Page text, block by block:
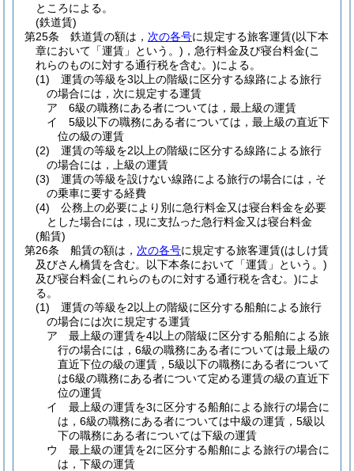
ところによる。
(鉄道賃)
第25条
鉄道賃の額は， 次の各号に規定する旅客運賃(以下本
章において「運賃」という。) ，急行料金及び寝台料金(こ
れらのものに対する通行税を含む。)による。
(1)
運賃の等級を3以上の階級に区分する線路による旅行
の場合には，次に規定する運賃
ア
6級の職務にある者については，最上級の運賃
イ
5級以下の職務にある者については，最上級の直近下
位の級の運賃
(2)
運賃の等級を2以上の階級に区分する線路による旅行
の場合には，上級の運賃
(3)
運賃の等級を設けない線路による旅行の場合には，そ
の乗車に要する経費
(4)
公務上の必要により別に急行料金又は寝台料金を必要
とした場合には，現に支払った急行料金又は寝台料金
(船賃)
第26条
船賃の額は， 次の各号に規定する旅客運賃(はしけ賃
及びさん橋賃を含む。以下本条において「運賃」という。)
及び寝台料金(これらのものに対する通行税を含む。)によ
る。
(1)
運賃の等級を2以上の階級に区分する船舶による旅行
の場合には次に規定する運賃
ア
最上級の運賃を4以上の階級に区分する船舶による旅
行の場合には，6級の職務にある者については最上級の
直近下位の級の運賃，5級以下の職務にある者について
は6級の職務にある者について定める運賃の級の直近下
位の運賃
イ
最上級の運賃を3に区分する船舶による旅行の場合に
は，6級の職務にある者については中級の運賃，5級以
下の職務にある者については下級の運賃
ウ
最上級の運賃を2に区分する船舶による旅行の場合に
は，下級の運賃